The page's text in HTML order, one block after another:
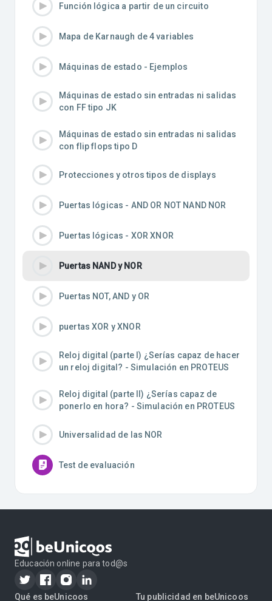
Función lógica a partir de un circuito
Mapa de Karnaugh de 4 variables
Máquinas de estado - Ejemplos
Máquinas de estado sin entradas ni salidas
con FF tipo JK
Máquinas de estado sin entradas ni salidas
con flip flops tipo D
Protecciones y otros tipos de displays
Puertas lógicas - AND OR NOT NAND NOR
Puertas lógicas - XOR XNOR
Puertas NAND y NOR
Puertas NOT, AND y OR
puertas XOR y XNOR
Reloj digital (parte I) ¿Serías capaz de hacer
un reloj digital? - Simulación en PROTEUS
Reloj digital (parte II) ¿Serías capaz de
ponerlo en hora? - Simulación en PROTEUS
Universalidad de las NOR
Test de evaluación
Educación online para tod@s
Qué es beUnicoos Tu publicidad en beUnicoos